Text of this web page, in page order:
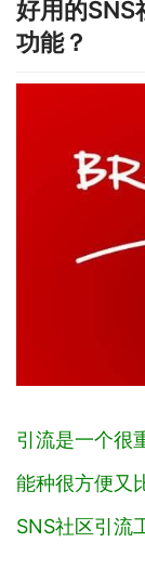
好用的SNS
功能？
引流是一个很
能种很方便又
SNS社区引流